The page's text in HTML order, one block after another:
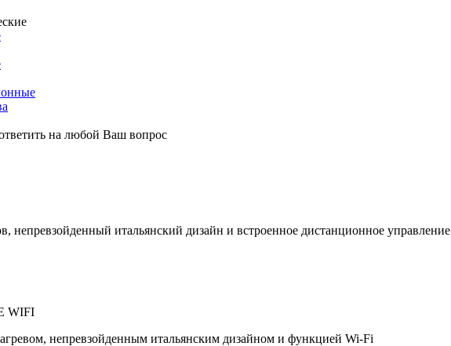
на любой Ваш вопрос
непревзойденный итальянский дизайн и встроенное дистанционное управление
WIFI
непревзойденным итальянским дизайном и функцией Wi-Fi